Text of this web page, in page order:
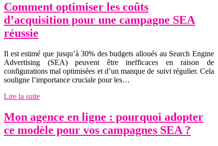
Comment optimiser les coûts
d’acquisition pour une campagne SEA
réussie
Il est estimé que jusqu’à 30% des budgets alloués au Search Engine
Advertising (SEA) peuvent être inefficaces en raison de
configurations mal optimisées et d’un manque de suivi régulier. Cela
souligne l’importance cruciale pour les…
Lire la suite
Mon agence en ligne : pourquoi adopter
ce modèle pour vos campagnes SEA ?